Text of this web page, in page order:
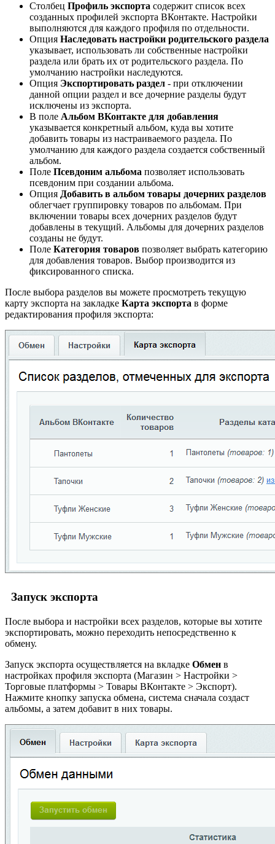
Столбец Профиль экспорта содержит список всех
созданных профилей экспорта ВКонтакте. Настройки
выполняются для каждого профиля по отдельности.
Опция Наследовать настройки родительского раздела
указывает, использовать ли собственные настройки
раздела или брать их от родительского раздела. По
умолчанию настройки наследуются.
Опция Экспортировать раздел - при отключении
данной опции раздел и все дочерние разделы будут
исключены из экспорта.
В поле Альбом ВКонтакте для добавления
указывается конкретный альбом, куда вы хотите
добавить товары из настраиваемого раздела. По
умолчанию для каждого раздела создается собственный
альбом.
Поле Псевдоним альбома позволяет использовать
псевдоним при создании альбома.
Опция Добавить в альбом товары дочерних разделов
облегчает группировку товаров по альбомам. При
включении товары всех дочерних разделов будут
добавлены в текущий. Альбомы для дочерних разделов
созданы не будут.
Поле Категория товаров позволяет выбрать категорию
для добавления товаров. Выбор производится из
фиксированного списка.
После выбора разделов вы можете просмотреть текущую
карту экспорта на закладке Карта экспорта в форме
редактирования профиля экспорта:
Запуск экспорта
После выбора и настройки всех разделов, которые вы хотите
экспортировать, можно переходить непосредственно к
обмену.
Запуск экспорта осуществляется на вкладке Обмен в
настройках профиля экспорта (Магазин > Настройки >
Торговые платформы > Товары ВКонтакте > Экспорт).
Нажмите кнопку запуска обмена, система сначала создаст
альбомы, а затем добавит в них товары.